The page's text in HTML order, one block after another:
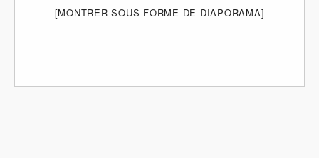
[MONTRER SOUS FORME DE DIAPORAMA]